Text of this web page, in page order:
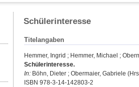
Schülerinteresse
Titelangaben
Hemmer, Ingrid ; Hemmer, Michael ;
Schülerinteresse.
In: Böhn, Dieter ; Obermaier, Gabriele
ISBN 978-3-14-142803-2